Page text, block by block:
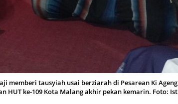
memberi tausyiah usai berziarah di Pesarean Ki Ageng
HUT ke-109 Kota Malang akhir pekan kemarin. Foto: Ist